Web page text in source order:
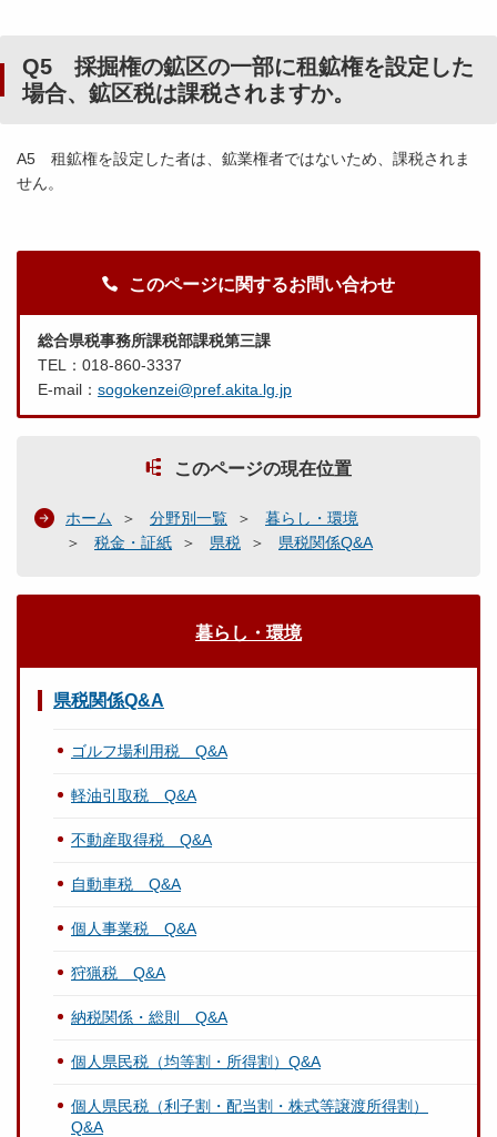
Q5 採掘権の鉱区の一部に租鉱権を設定した
場合、鉱区税は課税されますか。
A5 租鉱権を設定した者は、鉱業権者ではないため、課税されま
せん。
このページに関するお問い合わせ
総合県税事務所課税部課税第三課
TEL：018-860-3337
E-mail： sogokenzei@pref.akita.lg.jp
このページの現在位置
ホーム 分野別一覧
暮らし・環境
税金・証紙
県税 県税関係Q&A
暮らし・環境
県税関係Q&A
ゴルフ場利用税 Q&A
軽油引取税 Q&A
不動産取得税 Q&A
自動車税 Q&A
個人事業税 Q&A
狩猟税 Q&A
納税関係・総則 Q&A
個人県民税（均等割・所得割）Q&A
個人県民税（利子割・配当割・株式等譲渡所得割）
Q&A